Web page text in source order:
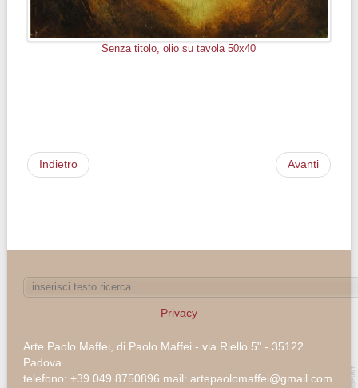
Senza titolo, olio su tavola 50x40
Indietro Avanti
Privacy
Arte Paolo Maffei, di Paolo Maffei - via Riello 5" - 35122
Padova
telefono: +39 049 8750896 mail: artepaolomaffei@gmail.com